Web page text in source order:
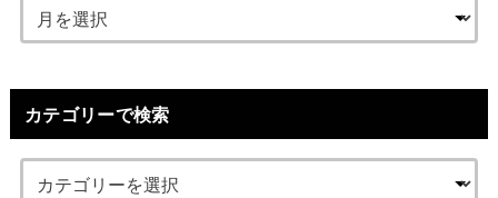
カテゴリーで検索